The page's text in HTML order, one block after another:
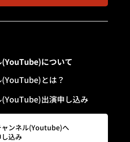
について
とは？
出演申し込み
ャンネル(Youtube)へ
込み